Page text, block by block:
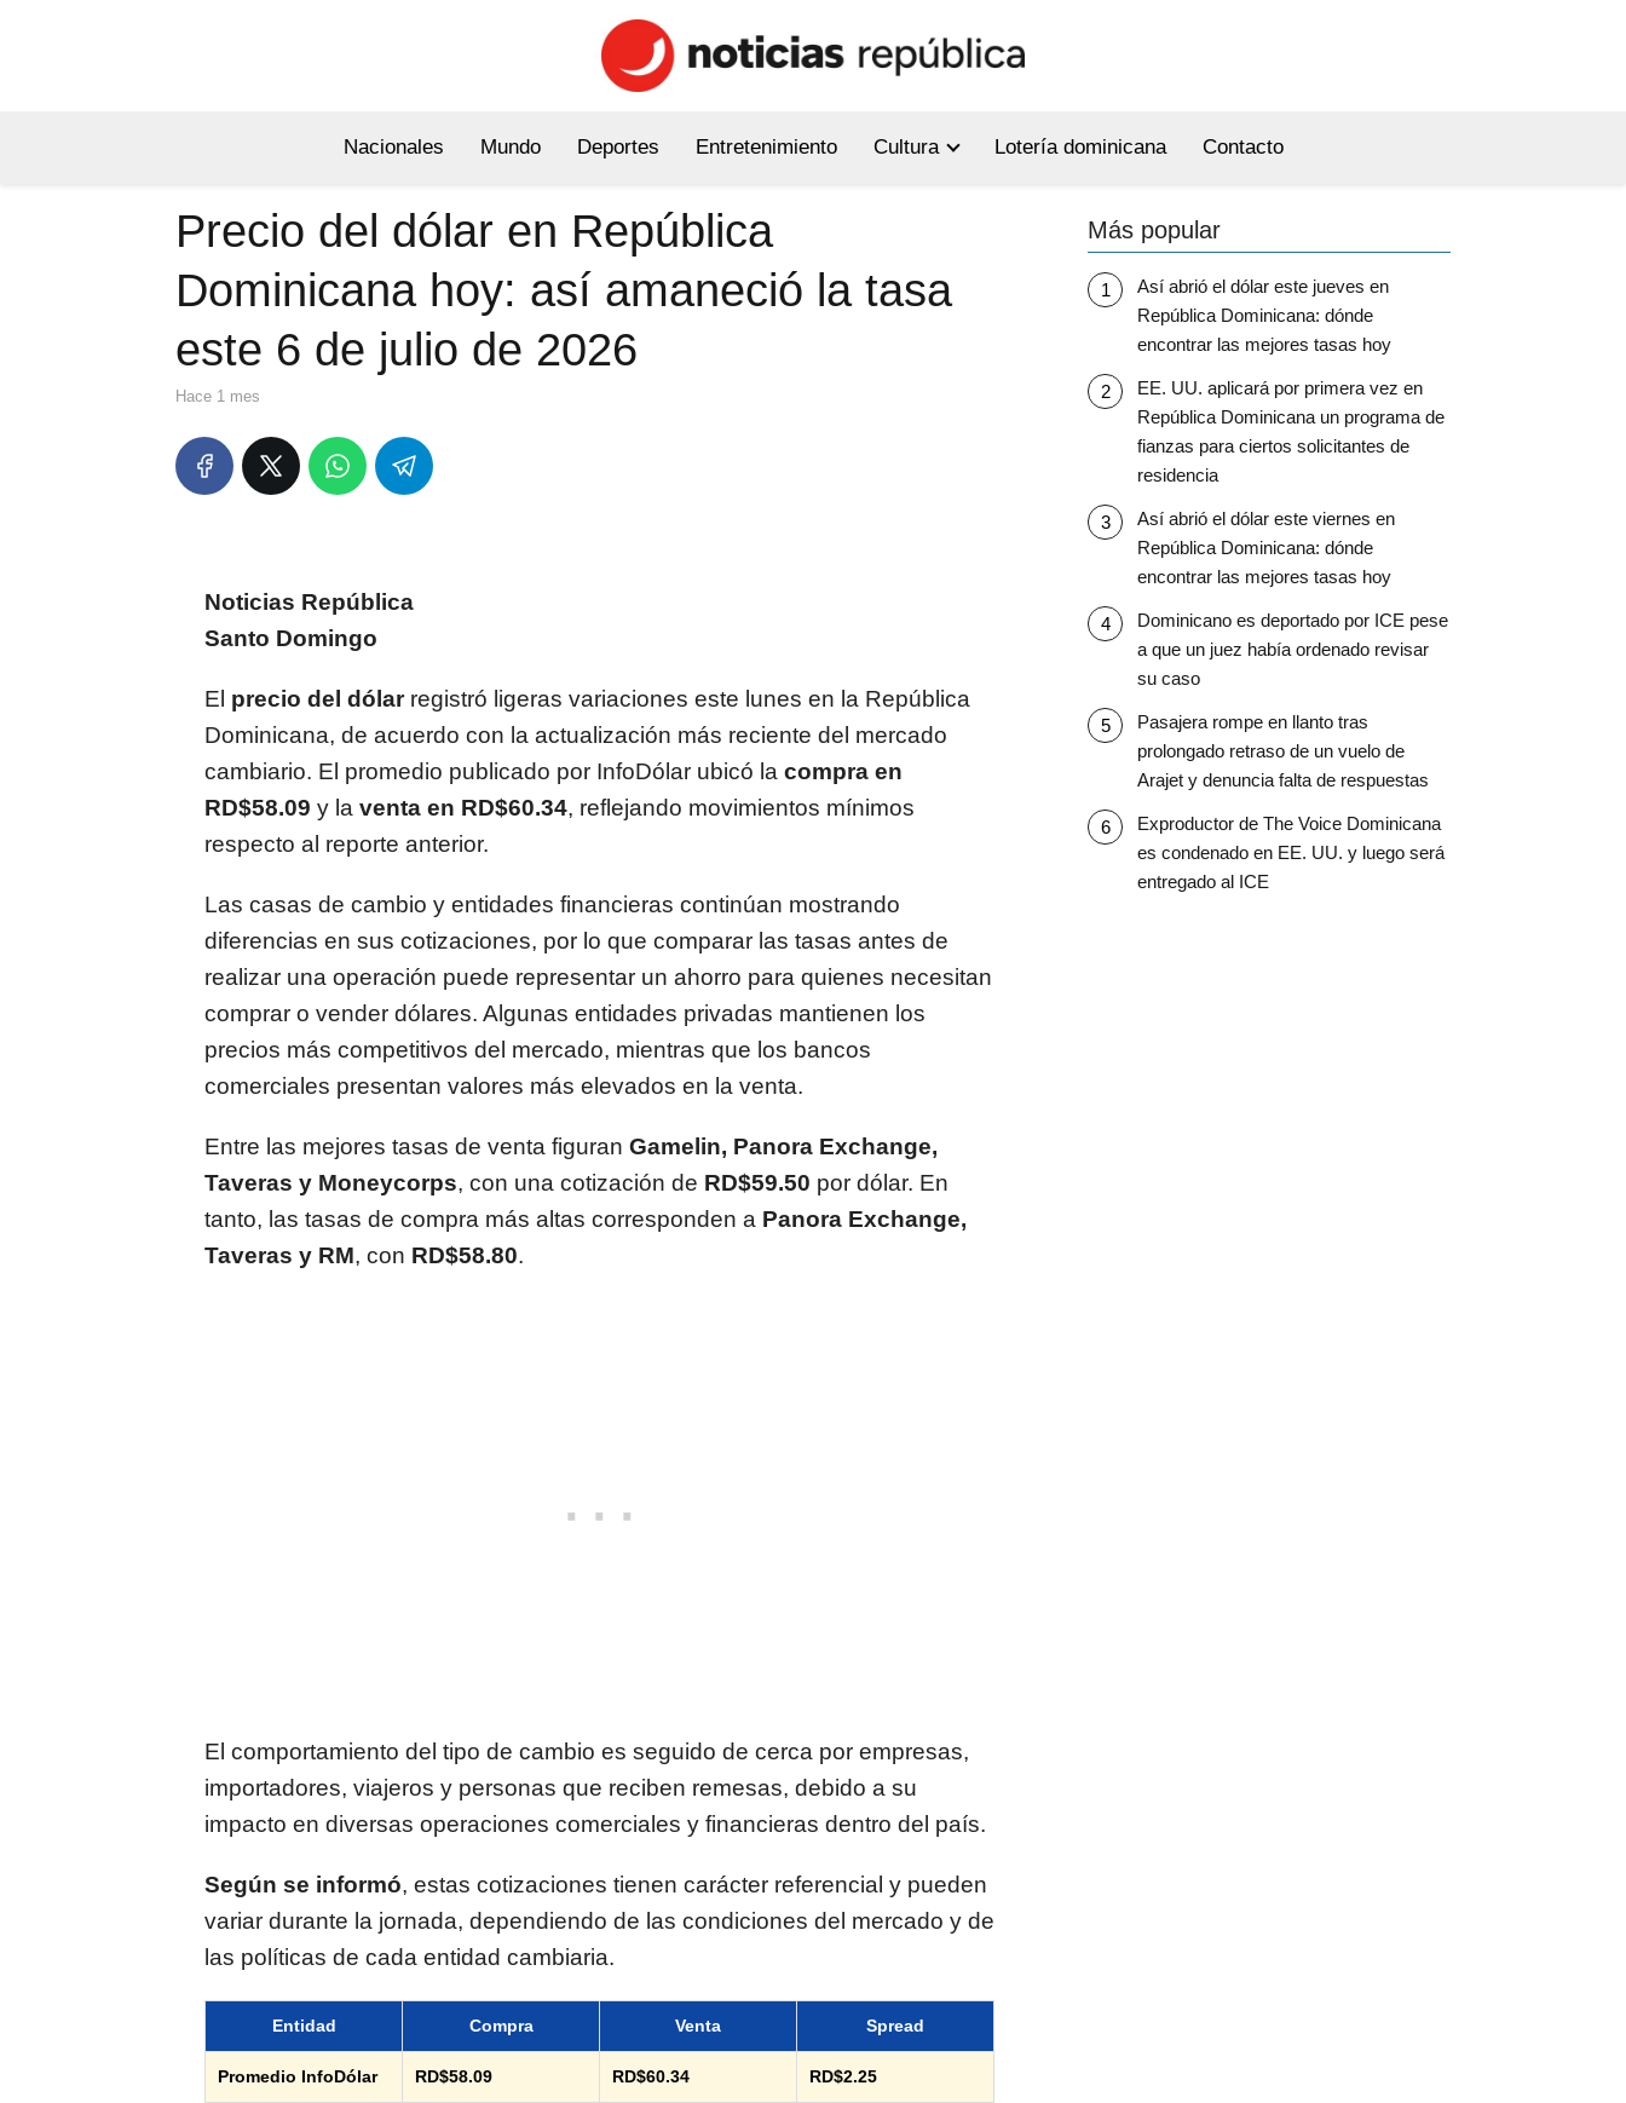
Nacionales Mundo Deportes Entretenimiento Cultura Lotería dominicana Contacto
Precio del dólar en República
Dominicana hoy: así amaneció la tasa
este 6 de julio de 2026
hace 1 mes
Noticias República
Santo Domingo
El precio del dólarregistró ligeras variaciones este lunes en la República
Dominicana, de acuerdo con la actualización más reciente del mercado
cambiario. El promedio publicado por InfoDólar ubicó la compra en
RD$58.09 y la venta en RD$60.34, reflejando movimientos mínimos
respecto al reporte anterior.
Las casas de cambio y entidades financieras continúan mostrando
diferencias en sus cotizaciones, por lo que comparar las tasas antes de
realizar una operación puede representar un ahorro para quienes necesitan
comprar o vender dólares. Algunas entidades privadas mantienen los
precios más competitivos del mercado, mientras que los bancos
comerciales presentan valores más elevados en la venta.
Entre las mejores tasas de venta figuran Gamelin, Panora Exchange,
Taveras y Moneycorps, con una cotización de RD$59.50 por dólar. En
tanto, las tasas de compra más altas corresponden a Panora Exchange,
Taveras y RM, con RD$58.80.
El comportamiento del tipo de cambio es seguido de cerca por empresas,
importadores, viajeros y personas que reciben remesas, debido a su
impacto en diversas operaciones comerciales y financieras dentro del país.
Según se informó, estas cotizaciones tienen carácter referencial y pueden
variar durante la jornada, dependiendo de las condiciones del mercado y de
las políticas de cada entidad cambiaria.
Entidad Compra Venta Spread
Promedio InfoDólar RD$58.09 RD$60.34 RD$2.25
Más popular
Así abrió el dólar este jueves en
República Dominicana: dónde
encontrar las mejores tasas hoy
EE. UU. aplicará por primera vez en
República Dominicana un programa de
fianzas para ciertos solicitantes de
residencia
Así abrió el dólar este viernes en
República Dominicana: dónde
encontrar las mejores tasas hoy
Dominicano es deportado por ICE pese
a que un juez había ordenado revisar
su caso
Pasajera rompe en llanto tras
prolongado retraso de un vuelo de
Arajet y denuncia falta de respuestas
Exproductor de The Voice Dominicana
es condenado en EE. UU. y luego será
entregado al ICE